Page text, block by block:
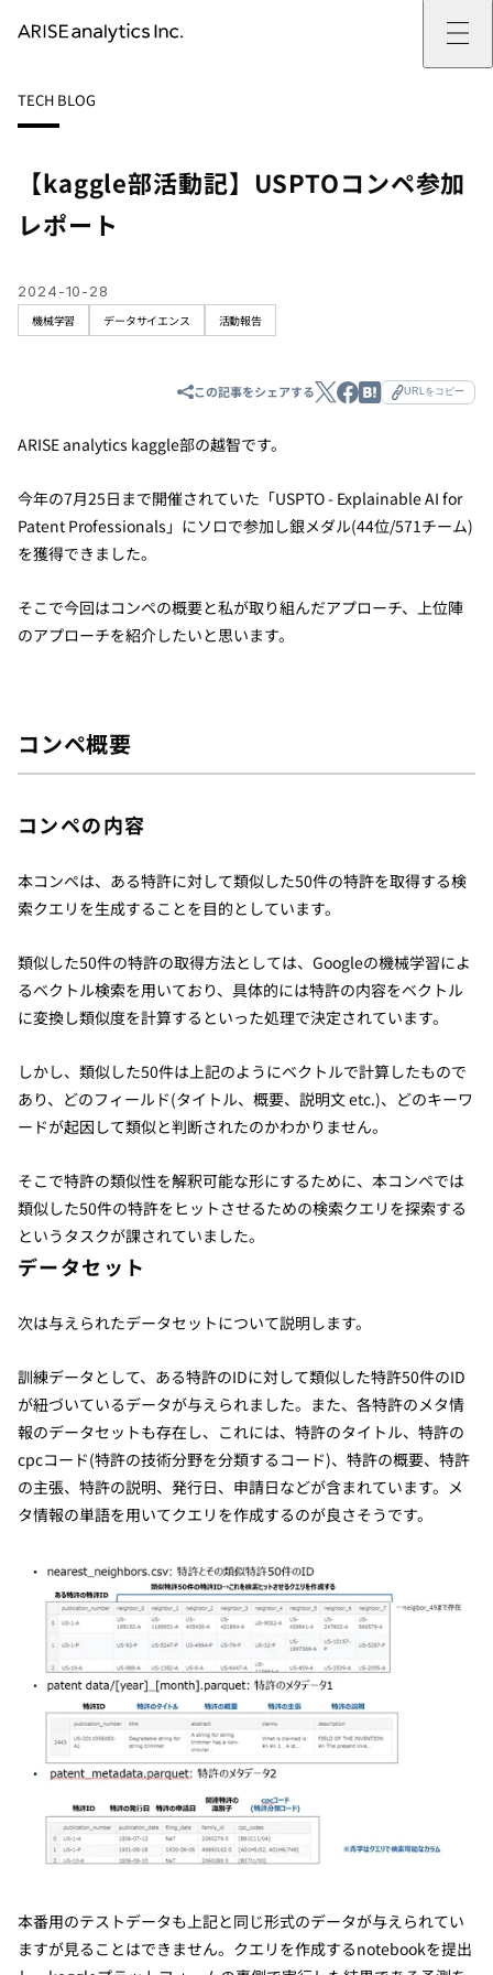
ARISE analyticsとはトップ
ミッション・バリュー
働きがいのある会社づくり
サービス
提供サービストップ
カスタマーサポート改革
ドローン・ビジネス活用
データ・AI人材育成支援
生成AI活用支援
実績
データドリブン改革の推進支援
新規事業の立ち上げ支援
データ分析基盤の構築・活用支援
企業情報
企業情報トップ
会社概要
CEOメッセージ
お問い合わせ
ニュース
ニューストップ
インフォメーション
イベント
技術情報
技術情報トップ
PAPER
OTHERS
採用
新卒採用
中途採用
社員インタビュー
TECH BLOG
【kaggle部活動記】USPTOコンペ参加
レポート
機械学習 データサイエンス 活動報告
2024-10-28
この記事をシェアする URLをコピー
ARISE analytics kaggle部の越智です。
今年の7月25日まで開催されていた「USPTO - Explainable AI for
Patent Professionals」にソロで参加し銀メダル(44位/571チーム)
を獲得できました。
そこで今回はコンペの概要と私が取り組んだアプローチ、上位陣
のアプローチを紹介したいと思います。
コンペ概要
コンペの内容
本コンペは、ある特許に対して類似した50件の特許を取得する検
索クエリを生成することを目的としています。
類似した50件の特許の取得方法としては、Googleの機械学習によ
るベクトル検索を用いており、具体的には特許の内容をベクトル
に変換し類似度を計算するといった処理で決定されています。
しかし、類似した50件は上記のようにベクトルで計算したもので
あり、どのフィールド(タイトル、概要、説明文 etc.)、どのキーワ
ードが起因して類似と判断されたのかわかりません。
そこで特許の類似性を解釈可能な形にするために、本コンペでは
類似した50件の特許をヒットさせるための検索クエリを探索する
というタスクが課されていました。
データセット
次は与えられたデータセットについて説明します。
訓練データとして、ある特許のIDに対して類似した特許50件のID
が紐づいているデータが与えられました。また、各特許のメタ情
報のデータセットも存在し、これには、特許のタイトル、特許の
cpcコード(特許の技術分野を分類するコード)、特許の概要、特許
の主張、特許の説明、発行日、申請日などが含まれています。メ
タ情報の単語を用いてクエリを作成するのが良さそうです。
本番用のテストデータも上記と同じ形式のデータが与えられてい
ますが見ることはできません。クエリを作成するnotebookを提出